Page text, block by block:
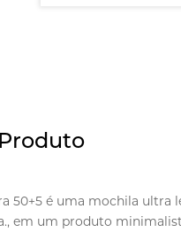
50+5 é uma mochila ultra
em um produto